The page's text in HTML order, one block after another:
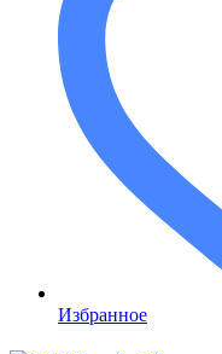
Избранное